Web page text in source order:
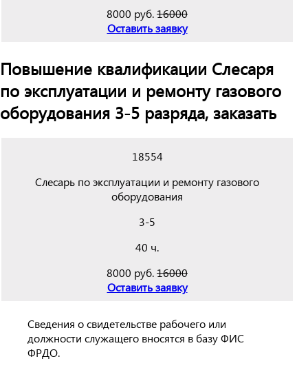
8000 руб.16000
Оставить заявку
Повышение квалификации Слесаря
по эксплуатации и ремонту газового
оборудования 3-5 разряда, заказать
18554
Слесарь по эксплуатации и ремонту газового
оборудования
3-5
40 ч.
8000 руб.16000
Оставить заявку
Сведения о свидетельстве рабочего или
должности служащего вносятся в базу ФИС
ФРДО.